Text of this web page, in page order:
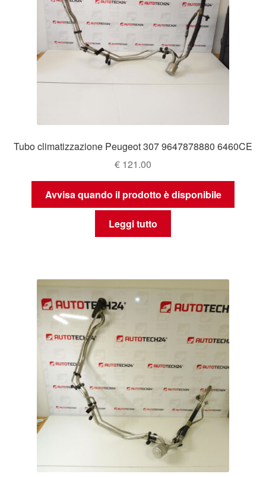
Tubo climatizzazione Peugeot 307 9647878880 6460CE
€ 121.00
Avvisa quando il prodotto è disponibile
Leggi tutto